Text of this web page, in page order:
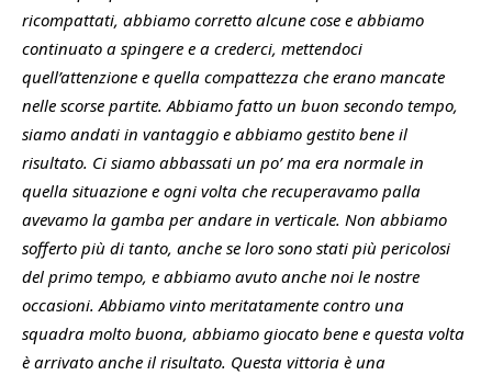
ricompattati, abbiamo corretto alcune cose e abbiamo
continuato a spingere e a crederci, mettendoci
quell’attenzione e quella compattezza che erano mancate
nelle scorse partite. Abbiamo fatto un buon secondo tempo,
siamo andati in vantaggio e abbiamo gestito bene il
risultato. Ci siamo abbassati un po’ ma era normale in
quella situazione e ogni volta che recuperavamo palla
avevamo la gamba per andare in verticale. Non abbiamo
sofferto più di tanto, anche se loro sono stati più pericolosi
del primo tempo, e abbiamo avuto anche noi le nostre
occasioni. Abbiamo vinto meritatamente contro una
squadra molto buona, abbiamo giocato bene e questa volta
è arrivato anche il risultato. Questa vittoria è una